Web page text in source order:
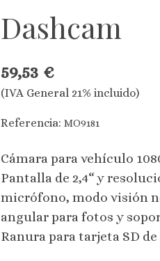
Dashcam
59,53 €
(IVA General 21% incluido)
Referencia:MO9181
Cámara para vehículo
Pantalla de 2,4“ y
micrófono, modo visión
angular para fotos y
Ranura para tarjeta SD de